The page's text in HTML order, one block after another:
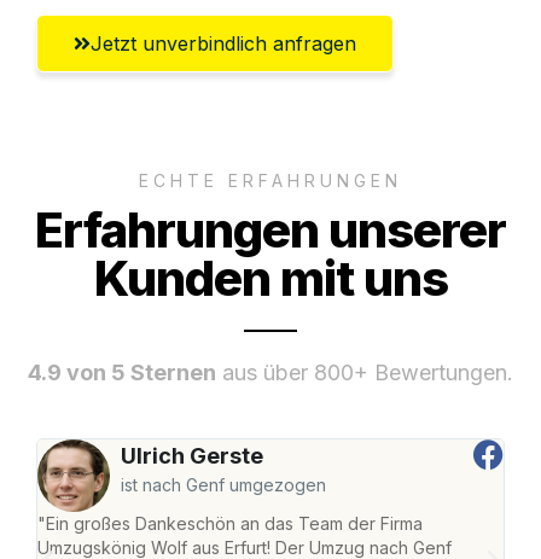
Jetzt unverbindlich anfragen
ECHTE ERFAHRUNGEN
Erfahrungen unserer
Kunden mit uns
4.9 von 5 Sternen aus über 800+ Bewertungen.
Ulrich Gerste
ist nach Genf umgezogen
"Ein großes Dankeschön an das Team der Firma
Umzugskönig Wolf aus Erfurt! Der Umzug nach Genf